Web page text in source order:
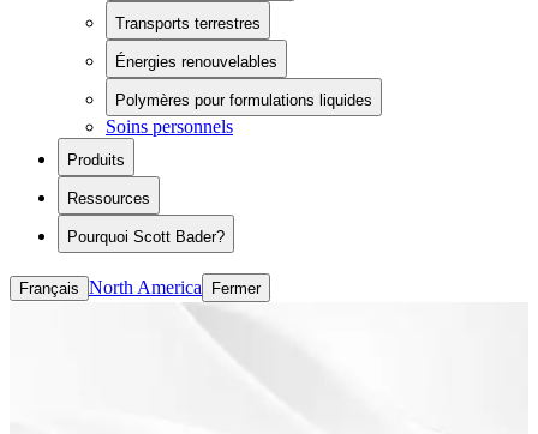
Tous les marchés Bâtiment et construction
Composants du bâtiment
Confinement chimique
Piscines
Piscines
Transports terrestres
Tous les marchés Transports terrestres
Rail
Véhicules électriques à batterie
Véhicules commerciaux
Véhicules récréatifs
Énergies renouvelables
Tous les marchés Énergies renouvelables
Énergie éolienne
Installation solaire
Polymères pour formulations liquides
Tous les marchés Polymères pour formulations
CASE (revêtements, adhésifs, mastics et
élastomères)
Liants à base de solvants
Liants à base d'eau
Soins personnels
Produits
Ressources
Pourquoi Scott Bader?
Français North America Fermer